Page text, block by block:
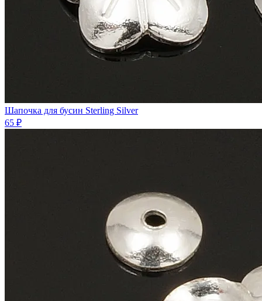
Шапочка для бусин Sterling Silver
65 ₽